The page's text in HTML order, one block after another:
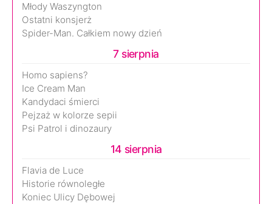
Młody Waszyngton
Ostatni konsjerż
Spider-Man. Całkiem nowy dzień
7 sierpnia
Homo sapiens?
Ice Cream Man
Kandydaci śmierci
Pejzaż w kolorze sepii
Psi Patrol i dinozaury
14 sierpnia
Flavia de Luce
Historie równoległe
Koniec Ulicy Dębowej